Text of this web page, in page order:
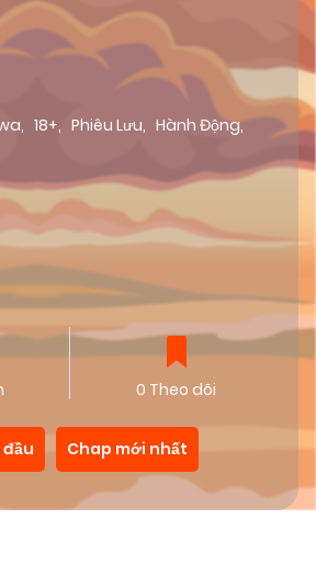
, 18+, Phiêu Lưu, Hành Động,
0 Theo dõi
Chap mới nhất